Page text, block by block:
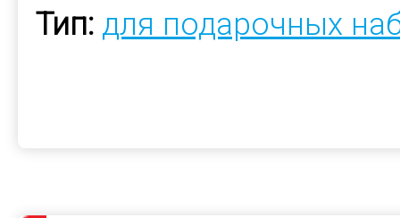
Тип: для подарочных